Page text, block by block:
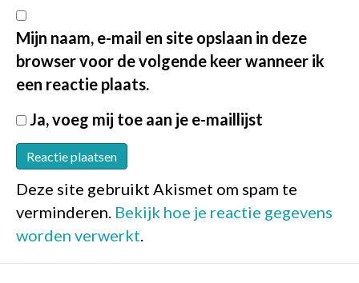
Mijn naam, e-mail en site opslaan in deze
browser voor de volgende keer wanneer ik
een reactie plaats.
Ja, voeg mij toe aan je e-maillijst
Deze site gebruikt Akismet om spam te
verminderen. Bekijk hoe je reactie gegevens
worden verwerkt.